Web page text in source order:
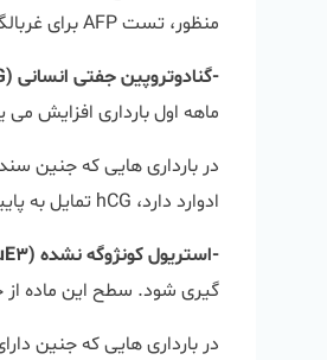
منظور، تست AFP برای غربالگری نقایص لوله عصبی مانند اسپینا بیفیدا و ... استفاده می شود.
-گنادوتروپین جفتی انسانی (hCG):
ماهه اول بارداری افزایش
ادوارد دارد، hCG تمایل به پایین بودن دارد.
-استریول کونژوگه نشده (uE3):
گیری شود. سطح این ماده از